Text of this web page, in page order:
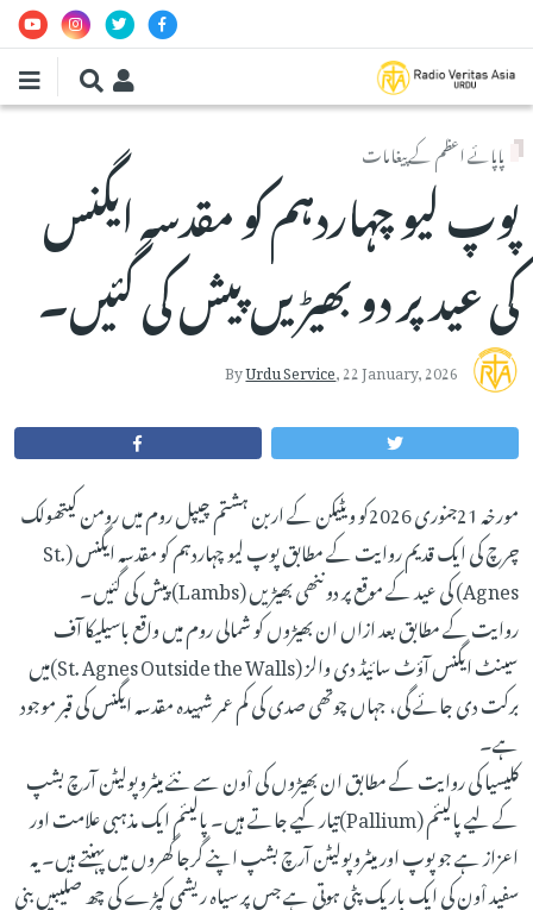
پاپائے اعظم کے پیغامات
پوپ لیو چہاردہم کو مقدسہ ایگنس
کی عید پر دو بھیڑیں پیش کی گئیں۔
ByUrdu Service,22 January, 2026
مورخہ 21جنوری 2026کو ویٹیکن کے اربن ہشتم چیپل روم میں رومن کیتھولک
چرچ کی ایک قدیم روایت کے مطابق پوپ لیو چہاردہم کو مقدسہ ایگنس (St.
Agnes) کی عید کے موقع پر دو ننھی بھیڑیں (Lambs) پیش کی گئیں۔
روایت کے مطابق بعد ازاں ان بھیڑوں کو شمالی روم میں واقع باسیلیکا آف
سینٹ ایگنس آؤٹ سائیڈ دی والز (St. Agnes Outside the Walls)میں
برکت دی جائے گی، جہاں چوتھی صدی کی کم عمر شہیدہ مقدسہ ایگنس کی قبر موجود
ہے۔
کلیسیا کی روایت کے مطابق ان بھیڑوں کی اْون سے نئے میٹروپولیٹن آرچ بشپ
کے لیے پالیئم (Pallium)تیار کیے جاتے ہیں۔ پالیئم ایک مذہبی علامت اور
اعزاز ہے جو پوپ اور میٹروپولیٹن آرچ بشپ اپنے گرجا گھروں میں پہنتے ہیں۔ یہ
سفید اْون کی ایک باریک پٹی ہوتی ہے جس پر سیاہ ریشمی کپڑے کی چھ صلیبیں بنی